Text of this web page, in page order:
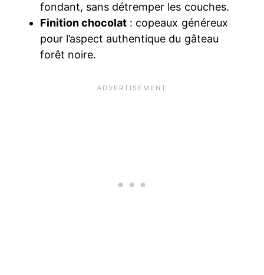
fondant, sans détremper les couches.
Finition chocolat : copeaux généreux
pour l’aspect authentique du gâteau
forêt noire.